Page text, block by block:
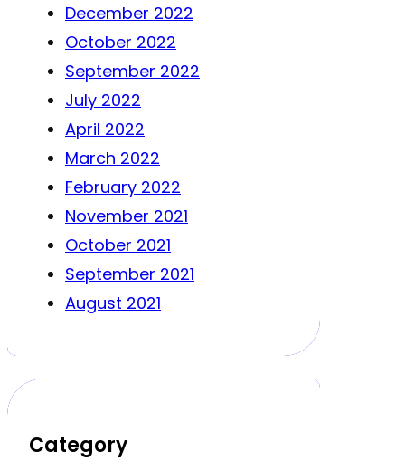
December 2022
October 2022
September 2022
July 2022
April 2022
March 2022
February 2022
November 2021
October 2021
September 2021
August 2021
Category